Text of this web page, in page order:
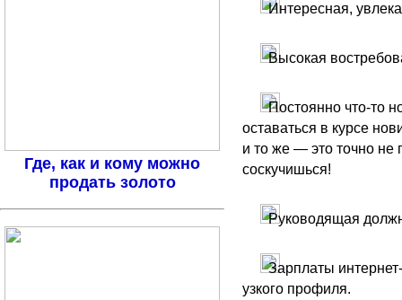
Интересная,
Высокая
Постоянно что-то
оставаться в курсе
и то же — это точно не
соскучишься!
Руководящая
Зарплаты
узкого профиля.
Где, как и кому можно
продать золото